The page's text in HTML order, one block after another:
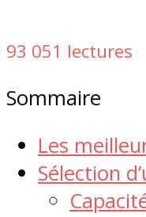
93 051 lectures
Sommaire
Les
Sélection